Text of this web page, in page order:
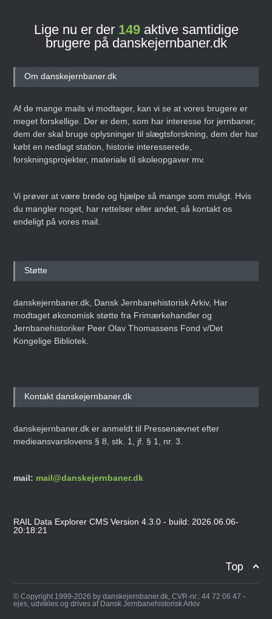
Lige nu er der 149aktive samtidige
brugere på danskejernbaner.dk
Om danskejernbaner.dk
Af de mange mails vi modtager, kan vi se at vores brugere er
meget forskellige. Der er dem, som har interesse for jernbaner,
dem der skal bruge oplysninger til slægtsforskning, dem der har
købt en nedlagt station, historie interesserede,
forskningsprojekter, materiale til skoleopgaver mv.
Vi prøver at være brede og hjælpe så mange som muligt. Hvis
du mangler noget, har rettelser eller andet, så kontakt os
endeligt på vores mail.
Støtte
danskejernbaner.dk, Dansk Jernbanehistorisk Arkiv, Har
modtaget økonomisk støtte fra Frimærkehandler og
Jernbanehistoriker Peer Olav Thomassens Fond v/Det
Kongelige Bibliotek.
Kontakt danskejernbaner.dk
danskejernbaner.dk er anmeldt til Pressenævnet efter
medieansvarslovens § 8, stk. 1, jf. § 1, nr. 3.
mail: mail@danskejernbaner.dk
RAIL Data Explorer CMS Version 4.3.0 - build: 2026.06.06-
20:18:21
Top
© Copyright 1999-2026 by danskejernbaner.dk, CVR-nr.: 44 72 06 47 -
ejes, udvikles og drives af Dansk Jernbanehistorisk Arkiv